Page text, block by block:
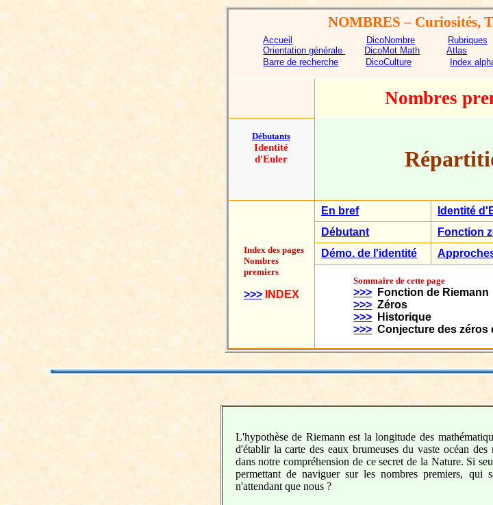
NOMBRES – Curiosités,
Accueil DicoNombre Rubriques
Orientation générale
DicoMot Math Atlas
Barre de recherche
DicoCulture Index
Nombres
Débutants
Identité
d'Euler
Index des pages
Nombres
premiers
>>> INDEX
En bref Identité
Débutant
Fonction
Démo. de l'identité
Sommaire de cette page
>>>
Fonction de Riemann
>>> Zéros
>>>
Historique
>>> Conjecture des zéros
L'hypothèse de Riemann est la longitude des
d'établir la carte des eaux brumeuses du vaste océan
dans notre compréhension de ce secret de la Nature. Si
permettant de naviguer sur les nombres premiers, qui
n'attendant que nous ?